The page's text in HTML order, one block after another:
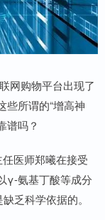
网购物平台出现了
些所谓的“增高神
谱吗？
医师郑曦在接受
γ-氨基丁酸等成分
乏科学依据的。